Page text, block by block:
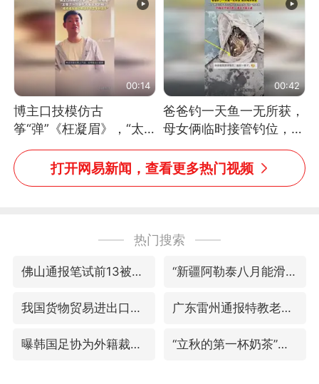
00:14
博主口技模仿古
筝“弹”《枉凝眉》，“太
像了～你是吃古筝长大的
吗？”“或将成为首位考级
不带古筝的选手。”（来
00:42
爸爸钓一天鱼一无所获，
母女俩临时接管钓位，用
玩具鱼竿钓上大鱼
打开网易新闻，查看更多热门视频
热门搜索
佛山通报笔试前13被淘汰后5名进体检 “新疆阿勒泰八月能滑雪”不实
我国货物贸易进出口超30万亿元 广东雷州通报特教老师招聘违规事件
曝韩国足协为外籍裁判员安排色情招待 “立秋的第一杯奶茶”又爆单了